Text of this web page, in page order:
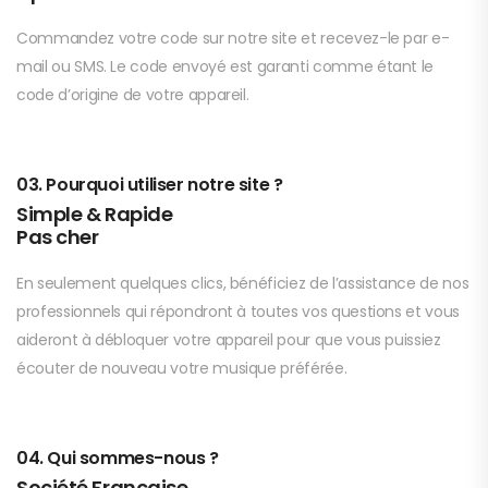
Commandez votre code sur notre site et recevez-le par e-
mail ou SMS. Le code envoyé est garanti comme étant le
code d’origine de votre appareil.
03. Pourquoi utiliser notre site ?
Simple & Rapide
Pas cher
En seulement quelques clics, bénéficiez de l’assistance de nos
professionnels qui répondront à toutes vos questions et vous
aideront à débloquer votre appareil pour que vous puissiez
écouter de nouveau votre musique préférée.
04. Qui sommes-nous ?